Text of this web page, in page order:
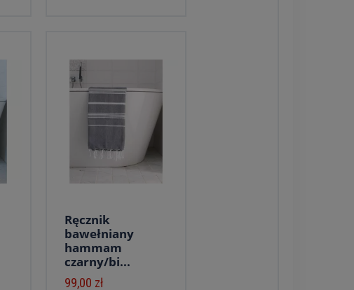
Ręcznik
bawełniany
hammam
czarny/bi...
99,00 zł